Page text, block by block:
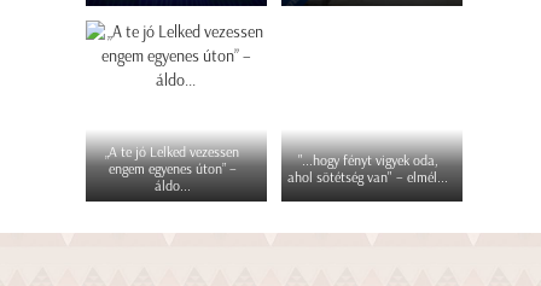
„A te jó Lelked vezessen
engem egyenes úton” –
áldo...
"...hogy fényt vigyek oda,
ahol sötétség van" – elmél...